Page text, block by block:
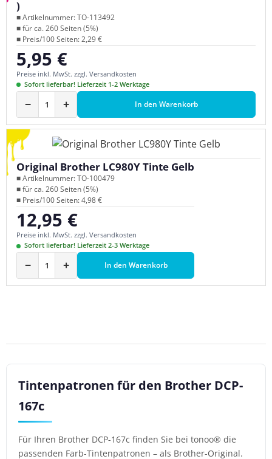
)
■ Artikelnummer: TO-113492
■ für ca. 260 Seiten (5%)
■ Preis/100 Seiten: 2,29 €
Regulärer Preis:
5,95 €
Preise inkl. MwSt. zzgl. Versandkosten
Sofort lieferbar! Lieferzeit 1-2 Werktage
− + In den Warenkorb
Original Brother LC980Y Tinte Gelb
■ Artikelnummer: TO-100479
■ für ca. 260 Seiten (5%)
■ Preis/100 Seiten: 4,98 €
Regulärer Preis:
12,95 €
Preise inkl. MwSt. zzgl. Versandkosten
Sofort lieferbar! Lieferzeit 2-3 Werktage
− + In den Warenkorb
Tintenpatronen für den Brother DCP-
167c
Für Ihren Brother DCP-167c finden Sie bei tonoo® die
passenden Farb-Tintenpatronen – als Brother-Original.